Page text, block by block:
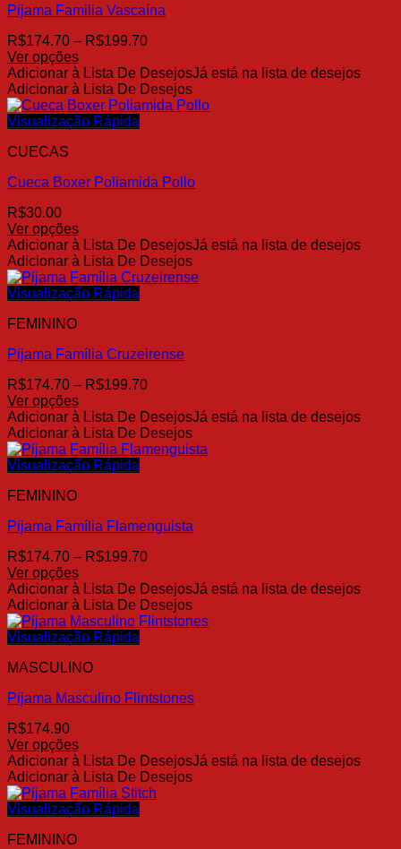
Pijama Familia Vascaína
R$174.70 – R$199.70Faixa
preço:
R$174.70
através
Ver opções
Este
produto
tem
várias
As
podem
escolhidas
na
página
do
produto
Adicionar à Lista De DesejosJá está na lista de desejos
Adicionar à Lista De Desejos
Visualização Rápida
CUECAS
Cueca Boxer Poliamida Pollo
R$30.00
Ver opções
Este
produto
tem
várias
As
podem
escolhidas
na
página
do
produto
Adicionar à Lista De DesejosJá está na lista de desejos
Adicionar à Lista De Desejos
Visualização Rápida
FEMININO
Pijama Família Cruzeirense
R$174.70 – R$199.70Faixa
preço:
R$174.70
através
Ver opções
Este
produto
tem
várias
As
podem
escolhidas
na
página
do
produto
Adicionar à Lista De DesejosJá está na lista de desejos
Adicionar à Lista De Desejos
Visualização Rápida
FEMININO
Pijama Família Flamenguista
R$174.70 – R$199.70Faixa
preço:
R$174.70
através
Ver opções
Este
produto
tem
várias
As
podem
escolhidas
na
página
do
produto
Adicionar à Lista De DesejosJá está na lista de desejos
Adicionar à Lista De Desejos
Visualização Rápida
MASCULINO
Pijama Masculino Flintstones
R$174.90
Ver opções
Este
produto
tem
várias
As
Adicionar à Lista De DesejosJá está na lista de desejos
Adicionar à Lista De Desejos
Visualização Rápida
FEMININO